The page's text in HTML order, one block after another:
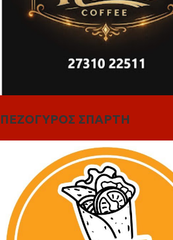
ΠΕΖΟΓΥΡΟΣ ΣΠΑΡΤΗ